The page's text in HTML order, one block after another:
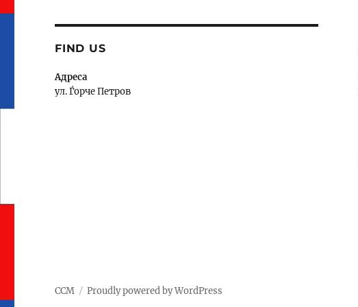
FIND US
Адреса
ул. Ѓорче Петров
ССМ Proudly powered by WordPress